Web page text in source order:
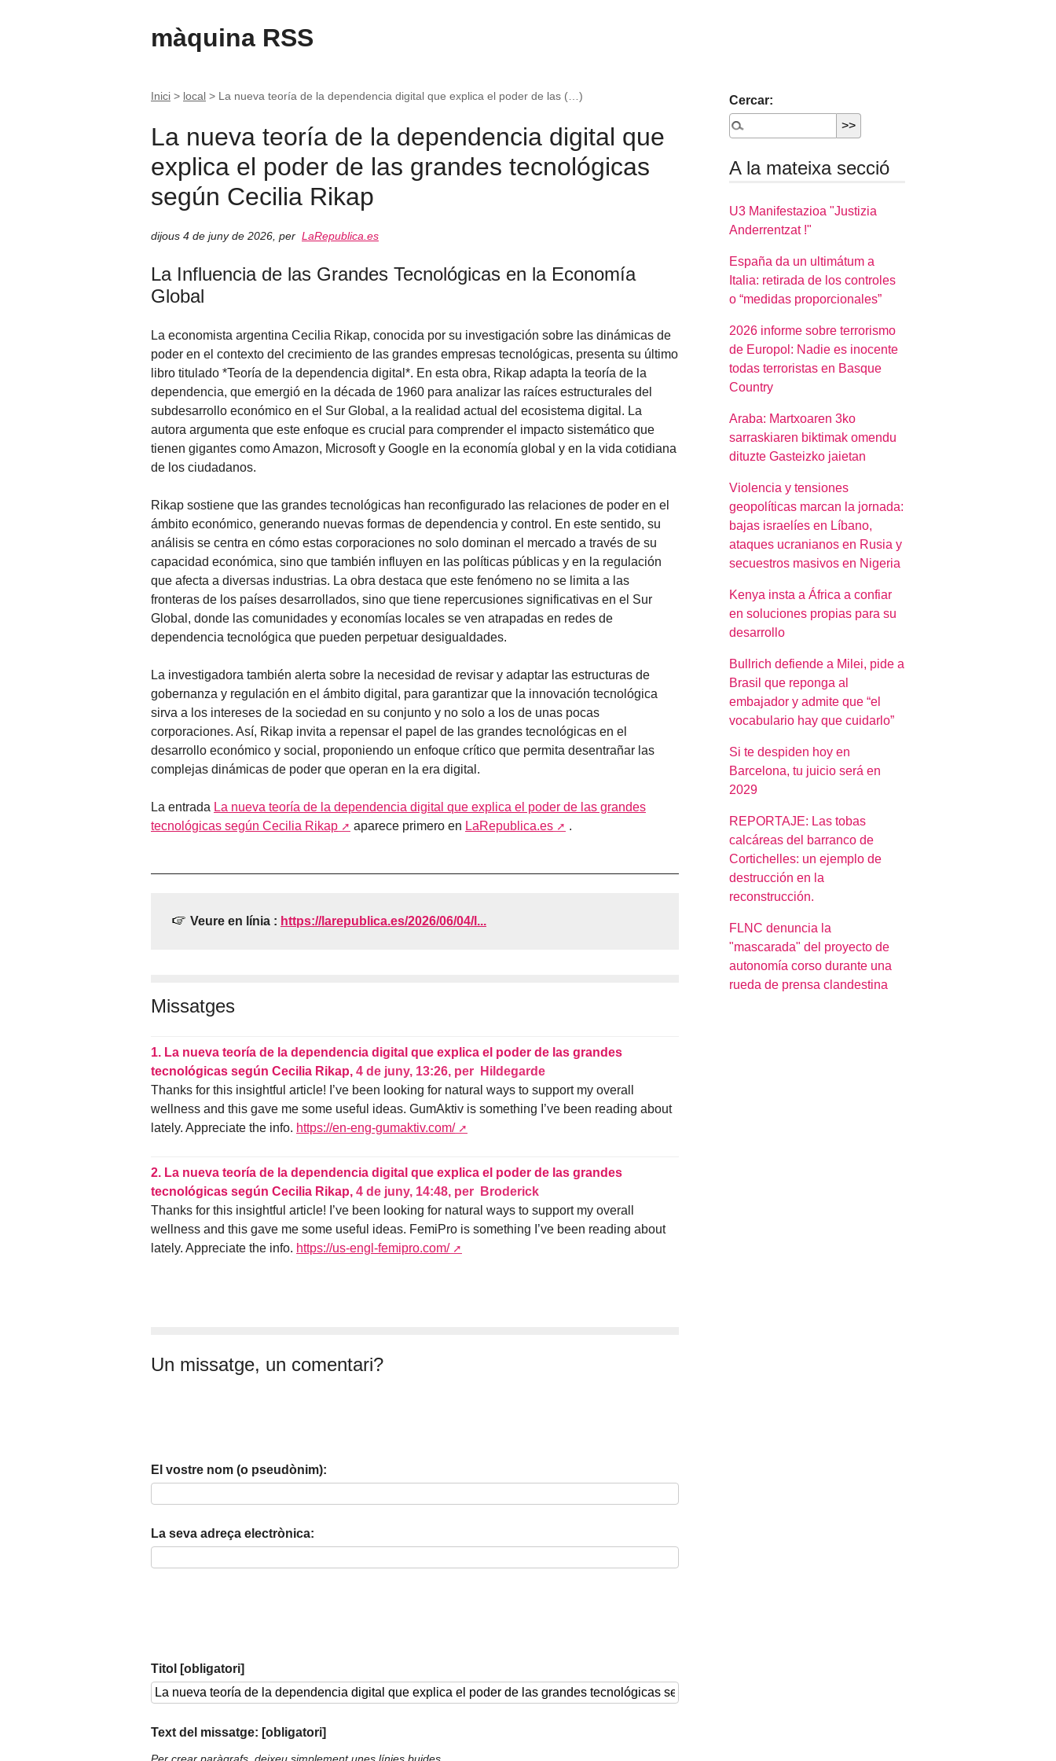
màquina RSS
Inici > local > La nueva teoría de la dependencia digital que explica el poder de las (…)
La nueva teoría de la dependencia digital que
explica el poder de las grandes tecnológicas
según Cecilia Rikap
dijous 4 de juny de 2026 per LaRepublica.es
La Influencia de las Grandes Tecnológicas en la Economía
Global
La economista argentina Cecilia Rikap, conocida por su investigación sobre las dinámicas de
poder en el contexto del crecimiento de las grandes empresas tecnológicas, presenta su último
libro titulado *Teoría de la dependencia digital*. En esta obra, Rikap adapta la teoría de la
dependencia, que emergió en la década de 1960 para analizar las raíces estructurales del
subdesarrollo económico en el Sur Global, a la realidad actual del ecosistema digital. La
autora argumenta que este enfoque es crucial para comprender el impacto sistemático que
tienen gigantes como Amazon, Microsoft y Google en la economía global y en la vida cotidiana
de los ciudadanos.
Rikap sostiene que las grandes tecnológicas han reconfigurado las relaciones de poder en el
ámbito económico, generando nuevas formas de dependencia y control. En este sentido, su
análisis se centra en cómo estas corporaciones no solo dominan el mercado a través de su
capacidad económica, sino que también influyen en las políticas públicas y en la regulación
que afecta a diversas industrias. La obra destaca que este fenómeno no se limita a las
fronteras de los países desarrollados, sino que tiene repercusiones significativas en el Sur
Global, donde las comunidades y economías locales se ven atrapadas en redes de
dependencia tecnológica que pueden perpetuar desigualdades.
La investigadora también alerta sobre la necesidad de revisar y adaptar las estructuras de
gobernanza y regulación en el ámbito digital, para garantizar que la innovación tecnológica
sirva a los intereses de la sociedad en su conjunto y no solo a los de unas pocas
corporaciones. Así, Rikap invita a repensar el papel de las grandes tecnológicas en el
desarrollo económico y social, proponiendo un enfoque crítico que permita desentrañar las
complejas dinámicas de poder que operan en la era digital.
La entrada La nueva teoría de la dependencia digital que explica el poder de las grandes
tecnológicas según Cecilia Rikap
aparece primero en LaRepublica.es .
Veure en línia : https://larepublica.es/2026/06/04/l...
Missatges
1. La nueva teoría de la dependencia digital que explica el poder de las grandes
tecnológicas según Cecilia Rikap, 4 de juny, 13:26, per
Hildegarde
Thanks for this insightful article! I’ve been looking for natural ways to support my overall
wellness and this gave me some useful ideas. GumAktiv is something I’ve been reading about
lately. Appreciate the info. https://en-eng-gumaktiv.com/
2. La nueva teoría de la dependencia digital que explica el poder de las grandes
tecnológicas según Cecilia Rikap, 4 de juny, 14:48, per
Broderick
Thanks for this insightful article! I’ve been looking for natural ways to support my overall
wellness and this gave me some useful ideas. FemiPro is something I’ve been reading about
lately. Appreciate the info. https://us-engl-femipro.com/
Un missatge, un comentari?
El vostre nom (o pseudònim):
La seva adreça electrònica:
Titol [obligatori]
Text del missatge: [obligatori]
Cercar:
A la mateixa secció
U3 Manifestazioa "Justizia
Anderrentzat !"
España da un ultimátum a
Italia: retirada de los controles
o “medidas proporcionales”
2026 informe sobre terrorismo
de Europol: Nadie es inocente
todas terroristas en Basque
Country
Araba: Martxoaren 3ko
sarraskiaren biktimak omendu
dituzte Gasteizko jaietan
Violencia y tensiones
geopolíticas marcan la jornada:
bajas israelíes en Líbano,
ataques ucranianos en Rusia y
secuestros masivos en Nigeria
Kenya insta a África a confiar
en soluciones propias para su
desarrollo
Bullrich defiende a Milei, pide a
Brasil que reponga al
embajador y admite que “el
vocabulario hay que cuidarlo”
Si te despiden hoy en
Barcelona, tu juicio será en
2029
REPORTAJE: Las tobas
calcáreas del barranco de
Cortichelles: un ejemplo de
destrucción en la
reconstrucción.
FLNC denuncia la
"mascarada" del proyecto de
autonomía corso durante una
rueda de prensa clandestina